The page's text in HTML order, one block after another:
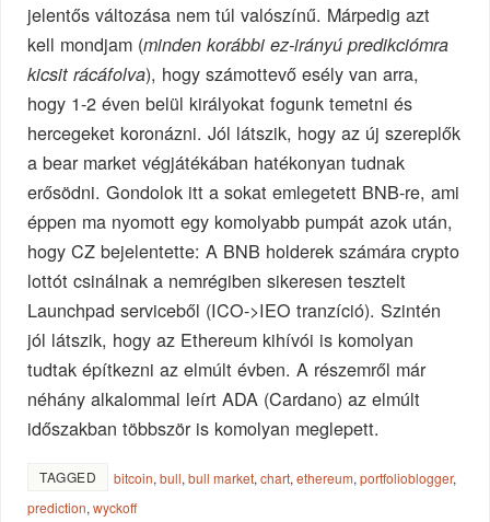
jelentős változása nem túl valószínű. Márpedig azt
kell mondjam (minden korábbi ez-irányú predikciómra
kicsit rácáfolva), hogy számottevő esély van arra,
hogy 1-2 éven belül királyokat fogunk temetni és
hercegeket koronázni. Jól látszik, hogy az új szereplők
a bear market végjátékában hatékonyan tudnak
erősödni. Gondolok itt a sokat emlegetett BNB-re, ami
éppen ma nyomott egy komolyabb pumpát azok után,
hogy CZ bejelentette: A BNB holderek számára crypto
lottót csinálnak a nemrégiben sikeresen tesztelt
Launchpad serviceből (ICO->IEO tranzíció). Szintén
jól látszik, hogy az Ethereum kihívói is komolyan
tudtak építkezni az elmúlt évben. A részemről már
néhány alkalommal leírt ADA (Cardano) az elmúlt
időszakban többször is komolyan meglepett.
TAGGED bitcoin,bull,bull market,chart,ethereum,portfolioblogger,
prediction,wyckoff